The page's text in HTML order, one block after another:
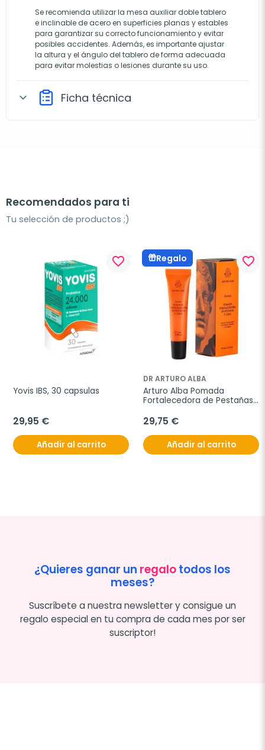
Se recomienda utilizar la mesa auxiliar doble tablero
e inclinable de acero en superficies planas y estables
para garantizar su correcto funcionamiento y evitar
posibles accidentes. Además, es importante ajustar
la altura y el ángulo del tablero de forma adecuada
para evitar molestias o lesiones durante su uso.
expand_more Ficha técnica
Recomendados para ti
Tu selección de productos ;)
favorite_border
Yovis IBS, 30 capsulas
29,95 €
Añadir al carrito
Regalo favorite_border
DR ARTURO ALBA
Arturo Alba Pomada
Fortalecedora de Pestañas
29,75 €
Añadir al carrito
¿Quieres ganar un regalotodos los
meses?
Suscríbete a nuestra newsletter y consigue un
regalo especial en tu compra de cada mes por ser
suscriptor!